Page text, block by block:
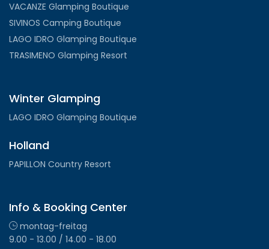
VACANZE Glamping Boutique
SIVINOS Camping Boutique
LAGO IDRO Glamping Boutique
TRASIMENO Glamping Resort
Winter Glamping
LAGO IDRO Glamping Boutique
Holland
PAPILLON Country Resort
Info & Booking Center
montag-freitag
9.00 - 13.00 / 14.00 - 18.00